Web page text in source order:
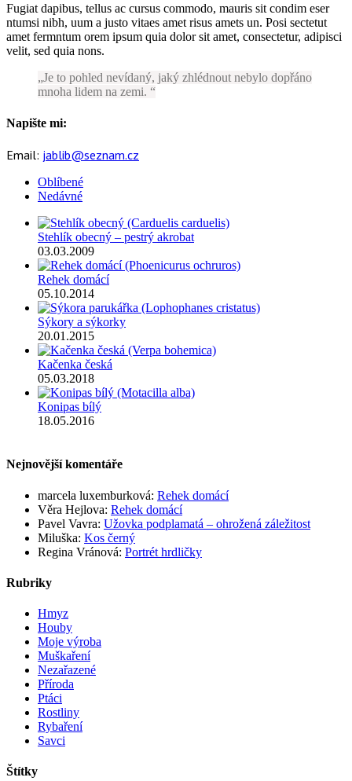
Fugiat dapibus, tellus ac cursus commodo, mauris sit condim eser
ntumsi nibh, uum a justo vitaes amet risus amets un. Posi sectetut
amet fermntum orem ipsum quia dolor sit amet, consectetur, adipisci
velit, sed quia nons.
Je to pohled nevídaný, jaký zhlédnout nebylo dopřáno
mnoha lidem na zemi.
Napište mi:
Email: jablib@seznam.cz
Oblíbené
Nedávné
Stehlík obecný – pestrý akrobat
03.03.2009
Rehek domácí
05.10.2014
Sýkory a sýkorky
20.01.2015
Kačenka česká
05.03.2018
Konipas bílý
18.05.2016
Nejnovější komentáře
marcela luxemburková: Rehek domácí
Věra Hejlova: Rehek domácí
Pavel Vavra: Užovka podplamatá – ohrožená záležitost
Miluška: Kos černý
Regina Vránová: Portrét hrdličky
Rubriky
Hmyz
Houby
Moje výroba
Muškaření
Nezařazené
Příroda
Ptáci
Rostliny
Rybaření
Savci
Štítky